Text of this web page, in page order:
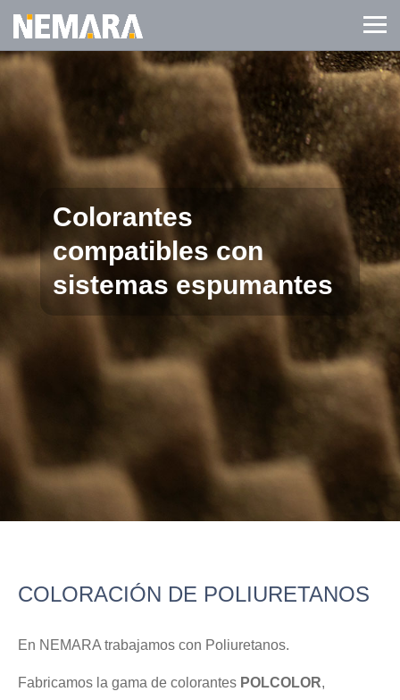
Colorantes
compatibles con
sistemas espumantes
COLORACIÓN DE POLIURETANOS
En NEMARA trabajamos con Poliuretanos.
Fabricamos la gama de colorantes POLCOLOR,